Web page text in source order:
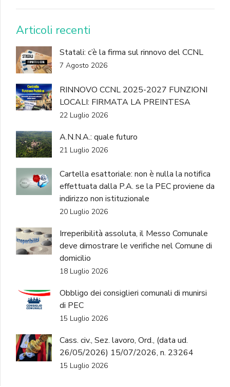
DONA
Articoli recenti
Statali: c’è la firma sul rinnovo del CCNL
7 Agosto 2026
RINNOVO CCNL 2025-2027 FUNZIONI
LOCALI: FIRMATA LA PREINTESA
22 Luglio 2026
A.N.N.A.: quale futuro
21 Luglio 2026
Cartella esattoriale: non è nulla la notifica
effettuata dalla P.A. se la PEC proviene da
indirizzo non istituzionale
20 Luglio 2026
Irreperibilità assoluta, il Messo Comunale
deve dimostrare le verifiche nel Comune di
domicilio
18 Luglio 2026
Obbligo dei consiglieri comunali di munirsi
di PEC
15 Luglio 2026
Cass. civ., Sez. lavoro, Ord., (data ud.
26/05/2026) 15/07/2026, n. 23264
15 Luglio 2026